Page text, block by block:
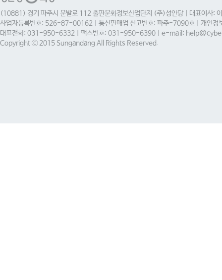
(10881) 경기 파주시 문발로 112 출판문화정보산업단지 (주)성안당 | 대표이사:
사업자등록번호: 526-87-00162 | 통신판매업 신고번호: 파주-7090호 | 개인정
대표전화: 031-950-6332 | 팩스번호: 031-950-6390 | e-mail:
Copyright ⓒ 2015 Sungandang All Rights Reserved.